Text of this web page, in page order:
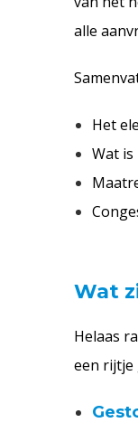
alle
Het
Wat is
Wat
Helaas
een rijtje